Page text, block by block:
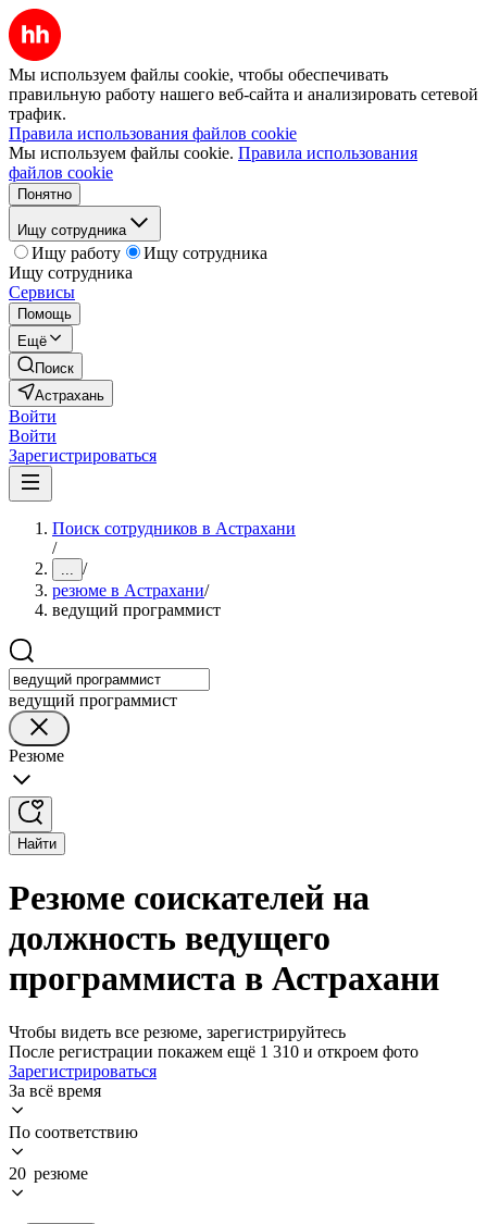
Мы используем файлы cookie, чтобы обеспечивать
правильную работу нашего веб-сайта и анализировать сетевой
трафик.
Правила использования файлов cookie
Мы используем файлы cookie. Правила использования
файлов cookie
Понятно
Ищу сотрудника
Ищу работу
Ищу сотрудника
Ищу сотрудника
Сервисы
Помощь
Ещё
Поиск
Астрахань
Войти
Войти
Зарегистрироваться
Поиск сотрудников в Астрахани
/
... /
резюме в Астрахани/
ведущий программист
ведущий программист
Резюме
Найти
Резюме соискателей на
должность ведущего
программиста в Астрахани
Чтобы видеть все резюме, зарегистрируйтесь
После регистрации покажем ещё 1 310 и откроем фото
Зарегистрироваться
За всё время
По соответствию
20 резюме